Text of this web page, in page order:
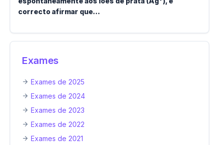
correcto afirmar que...
Exames
Exames de 2025
Exames de 2024
Exames de 2023
Exames de 2022
Exames de 2021